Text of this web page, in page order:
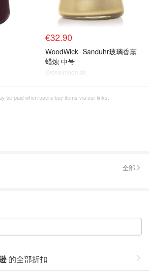
€32.90
WoodWick Sanduhr玻璃香薰
蜡烛 中号
@dealmoon.de
be paid when users buy items via our links.
全部
的全部折扣